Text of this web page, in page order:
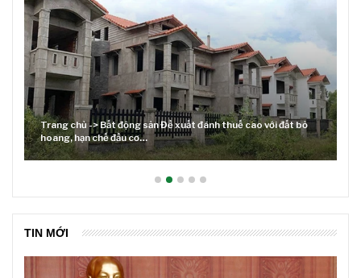
Trang chủ -> Bất động sản Đề xuất đánh thuế cao với đất bỏ
hoang, hạn chế đầu cơ…
TIN MỚI